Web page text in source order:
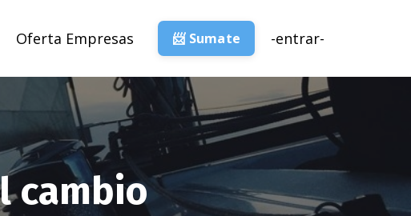
Oferta Empresas 📨 Sumate -entrar-
cambio